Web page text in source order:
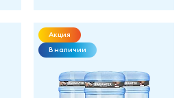
Акция
В наличии